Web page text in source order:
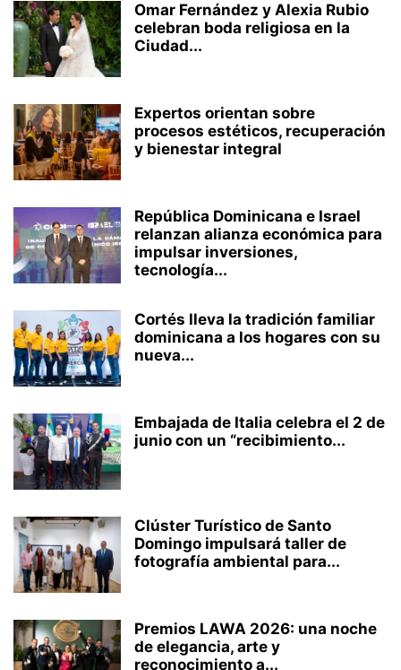
Omar Fernández y Alexia Rubio
celebran boda religiosa en la
Ciudad...
Expertos orientan sobre
procesos estéticos, recuperación
y bienestar integral
República Dominicana e Israel
relanzan alianza económica para
impulsar inversiones,
tecnología...
Cortés lleva la tradición familiar
dominicana a los hogares con su
nueva...
Embajada de Italia celebra el 2 de
junio con un “recibimiento...
Clúster Turístico de Santo
Domingo impulsará taller de
fotografía ambiental para...
Premios LAWA 2026: una noche
de elegancia, arte y
reconocimiento a...